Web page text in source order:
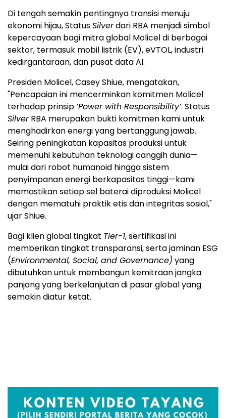
Di tengah semakin pentingnya transisi menuju
ekonomi hijau, StatusSilverdari RBA menjadi simbol
kepercayaan bagi mitra global Molicel di berbagai
sektor, termasuk mobil listrik (EV), eVTOL, industri
kedirgantaraan, dan pusat data AI.
Presiden Molicel, Casey Shiue, mengatakan,
"Pencapaian ini mencerminkan komitmen Molicel
terhadap prinsip ‘Power with Responsibility’. Status
SilverRBA merupakan bukti komitmen kami untuk
menghadirkan energi yang bertanggung jawab.
Seiring peningkatan kapasitas produksi untuk
memenuhi kebutuhan teknologi canggih dunia—
mulai dari robot humanoid hingga sistem
penyimpanan energi berkapasitas tinggi—kami
memastikan setiap sel baterai diproduksi Molicel
dengan mematuhi praktik etis dan integritas sosial,"
ujar Shiue.
Bagi klien global tingkat Tier-1, sertifikasi ini
memberikan tingkat transparansi, serta jaminan ESG
(Environmental, Social, and Governance) yang
dibutuhkan untuk membangun kemitraan jangka
panjang yang berkelanjutan di pasar global yang
semakin diatur ketat.